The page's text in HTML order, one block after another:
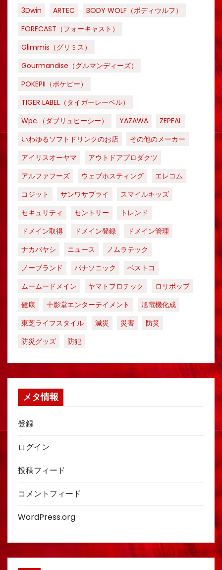
3Dwin ARTEC
BODY WOLF（ボディウルフ）
FORECAST（フォーキャスト）
Glimmis（グリミス）
Gourmandise（グルマンディーズ）
POKEPII（ポケピー）
TIGER LABEL（タイガーレーベル）
Wpc.（ダブリュピーシー）
YAZAWA
ZEPEAL
いわゆるソフトドリンクのお店
その他のメーカー
アイリスオーヤマ
アウトドアプロダクツ
アルファフーズ
ウェブホスティング
エレコム
コジット
サンワサプライ
スマイルキッズ
セキュリティ
セントリー
トレンド
ドメイン取得
ドメイン登録
ドメイン管理
ナカバヤシ
ニュース
ノムラテック
ノーブランド
パナソニック
ベストコ
ムームードメイン
ヤマトプロテック
ロリポップ
健康
十影堂エンターテイメント
旭電機化成
東芝ライフスタイル
減災 災害
防災
防災グッズ
防犯
メタ情報
登録
ログイン
投稿フィード
コメントフィード
WordPress.org